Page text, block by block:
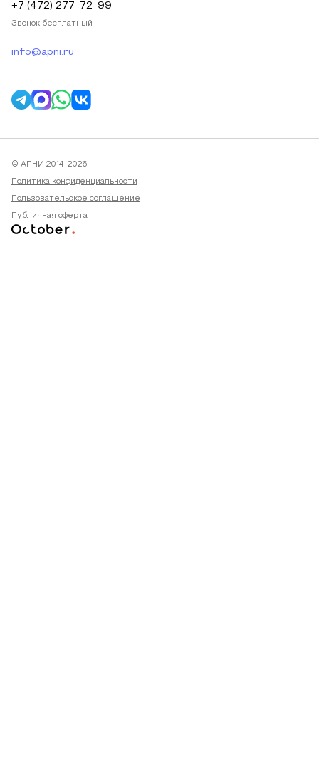
+7 (472) 277-72-99
Звонок бесплатный
info@apni.ru
© АПНИ 2014-2026
Политика конфиденциальности
Пользовательское соглашение
Публичная оферта